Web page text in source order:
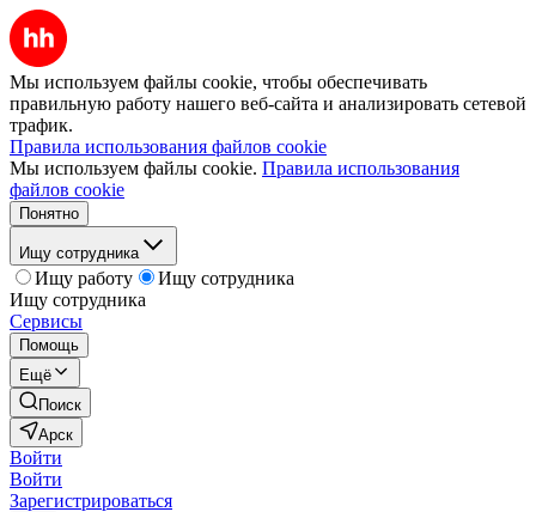
Мы используем файлы cookie, чтобы обеспечивать
правильную работу нашего веб-сайта и анализировать сетевой
трафик.
Правила использования файлов cookie
Мы используем файлы cookie. Правила использования
файлов cookie
Понятно
Ищу сотрудника
Ищу работу
Ищу сотрудника
Ищу сотрудника
Сервисы
Помощь
Ещё
Поиск
Арск
Войти
Войти
Зарегистрироваться